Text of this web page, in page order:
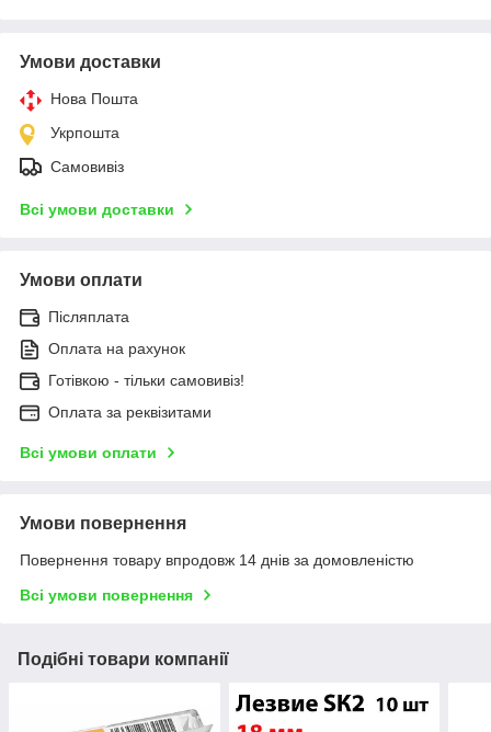
Умови доставки
Нова Пошта
Укрпошта
Самовивіз
Всі умови доставки
Умови оплати
Післяплата
Оплата на рахунок
Готівкою - тільки самовивіз!
Оплата за реквізитами
Всі умови оплати
Умови повернення
Повернення товару впродовж 14 днів за домовленістю
Всі умови повернення
Подібні товари компанії